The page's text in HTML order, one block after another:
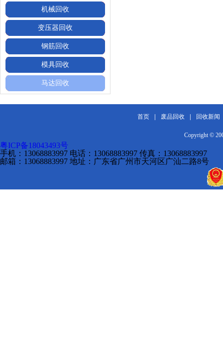
机械回收
变压器回收
钢筋回收
模具回收
马达回收
首页 废品回收 回收新闻
Copyright ©
粤ICP备18043493号
手机：13068883997 电话：13068883997 传真：13068883997
邮箱：13068883997 地址：广东省广州市天河区广汕二路8号